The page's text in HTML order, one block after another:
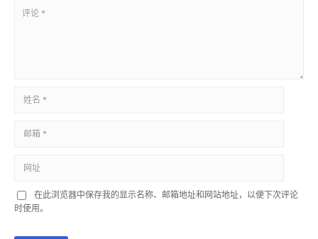
在此浏览器中保存我的显示名称、邮箱地址和网站地址，以便下次评论
时使用。